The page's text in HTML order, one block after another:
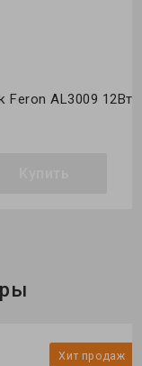
Feron AL3009 12Вт
Хит продаж